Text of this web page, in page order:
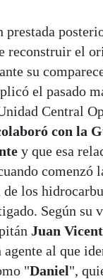
prestada
reconstruir el
su
el pasado
Central
con la
y que esa
comenzó
los
Según su
Juan
agente al que
"Daniel",